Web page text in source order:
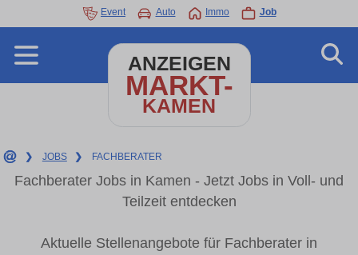
Event Auto Immo Job
ANZEIGEN
MARKT-
KAMEN
❯ JOBS ❯ FACHBERATER
Fachberater Jobs in Kamen - Jetzt Jobs in Voll- und
Teilzeit entdecken
Aktuelle Stellenangebote für Fachberater in